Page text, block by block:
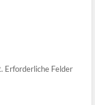
Erforderliche Felder